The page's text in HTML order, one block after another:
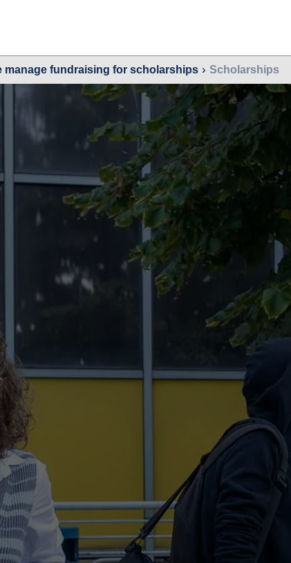
manage fundraising for scholarships Scholarships